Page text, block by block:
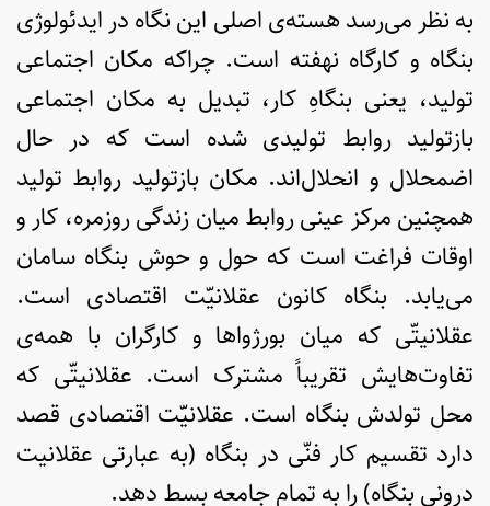
به نظر می‌رسد هسته‌ی اصلی این نگاه در ایدئولوژی
بنگاه و کارگاه نهفته است. چراکه مکان اجتماعی
تولید، یعنی بنگاهِ کار، تبدیل به مکان اجتماعی
بازتولید روابط تولیدی شده است که در حال
اضمحلال و انحلا­ل‌اند. مکان بازتولید روابط تولید
همچنین مرکز عینی روابط میان زندگی روزمره، کار و
اوقات فراغت است که حول و حوش بنگاه سامان
می‌یابد. بنگاه کانون عقلانیّت اقتصادی است.
عقلانیتّی که میان بورژواها و کارگران با همه‌ی
تفاوت­‌هایش تقریباً مشترک است. عقلانیتّی که
محل تولدش بنگاه است. عقلانیّت اقتصادی قصد
دارد تقسیم کار فنّی در بنگاه (به عبارتی عقلانیت
درونی بنگاه) را به تمام جامعه بسط دهد.